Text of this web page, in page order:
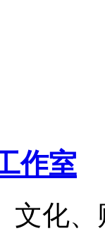
作室
文化